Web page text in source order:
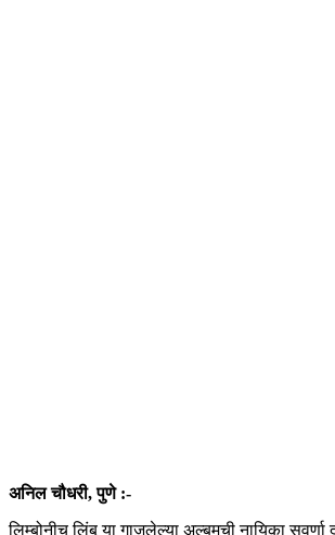
अनिल चौधरी, पुणे :-
लिम्बोनीच लिंबू या गाजलेल्या अल्बमची नायिका